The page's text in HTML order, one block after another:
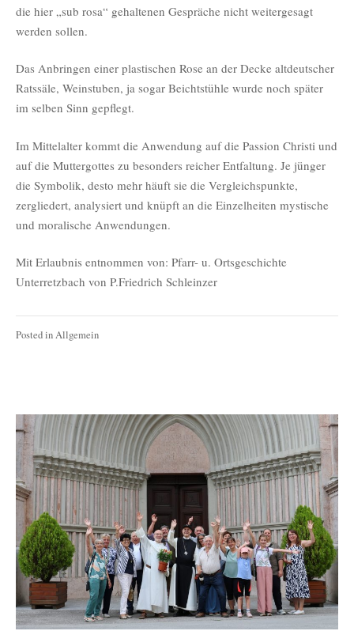
die hier „sub rosa“ gehaltenen Gespräche nicht weitergesagt
werden sollen.
Das Anbringen einer plastischen Rose an der Decke altdeutscher
Ratssäle, Weinstuben, ja sogar Beichtstühle wurde noch später
im selben Sinn gepflegt.
Im Mittelalter kommt die Anwendung auf die Passion Christi und
auf die Muttergottes zu besonders reicher Entfaltung. Je jünger
die Symbolik, desto mehr häuft sie die Vergleichspunkte,
zergliedert, analysiert und knüpft an die Einzelheiten mystische
und moralische Anwendungen.
Mit Erlaubnis entnommen von: Pfarr- u. Ortsgeschichte
Unterretzbach von P.Friedrich Schleinzer
Posted inAllgemein